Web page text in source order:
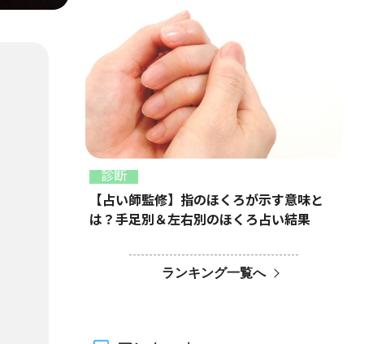
診断
【占い師監修】指のほくろが示す意味と
は？手足別＆左右別のほくろ占い結果
ランキング一覧へ